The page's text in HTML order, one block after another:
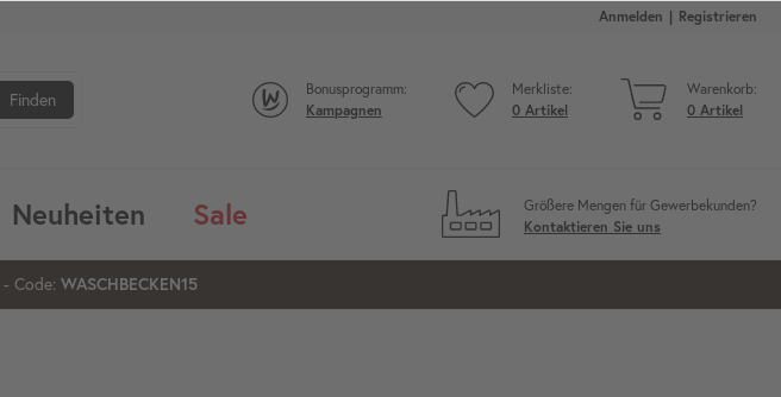
Anmelden Registrieren
Bonusprogramm:
Kampagnen
Merkliste:
0 Artikel
Warenkorb:
0 Artikel
Finden
Neuheiten Sale
Größere Mengen für Gewerbekunden?
Kontaktieren Sie uns
- Code: WASCHBECKEN15